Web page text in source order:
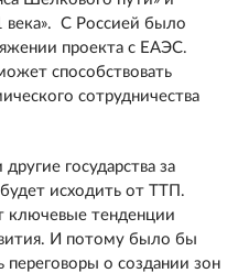
С Россией было
проекта с ЕАЭС.
способствовать
сотрудничества
государства за
исходить от ТТП.
ключевые тенденции
И потому было бы
переговоры о создании зон